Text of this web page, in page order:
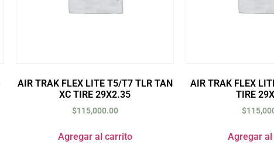
AIR TRAK FLEX LITE T5/T7 TLR TAN
XC TIRE 29X2.35
$115,000.00
Agregar al carrito
AIR TRAK FLEX
TIRE
$
Agregar